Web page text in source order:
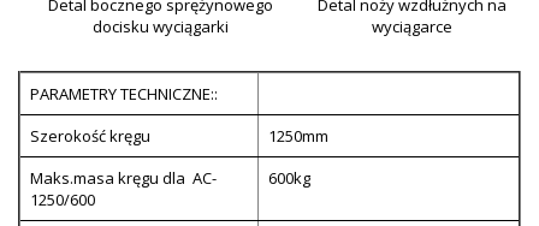
Detal bocznego sprężynowego
docisku wyciągarki
Detal noży wzdłużnych na
wyciągarce
PARAMETRY TECHNICZNE::
Szerokość kręgu
1250mm
Maks.masa kręgu dla AC-
1250/600
600kg